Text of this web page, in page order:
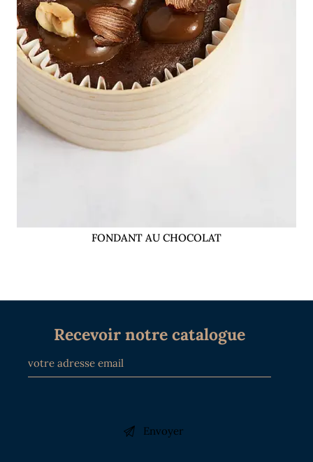
FONDANT AU CHOCOLAT
Recevoir notre catalogue